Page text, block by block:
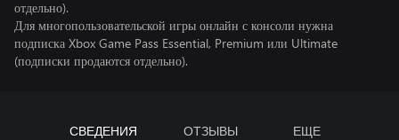
отдельно).
Для многопользовательской игры онлайн с консоли нужна
подписка Xbox Game Pass Essential, Premium или Ultimate
(подписки продаются отдельно).
СВЕДЕНИЯ ОТЗЫВЫ ЕЩЕ